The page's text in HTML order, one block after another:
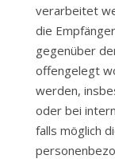
verarbeitet
die
gegenüber
offengelegt
werden,
oder bei
falls möglich